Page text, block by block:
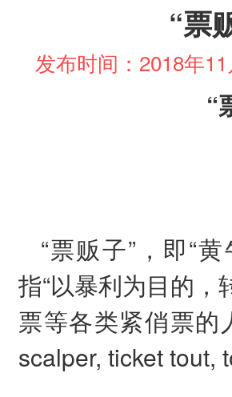
“票
发布时间：2018年11
“
“票贩子”，即“
指“以暴利为目的
票等各类紧俏票的
scalper, ticket tout,